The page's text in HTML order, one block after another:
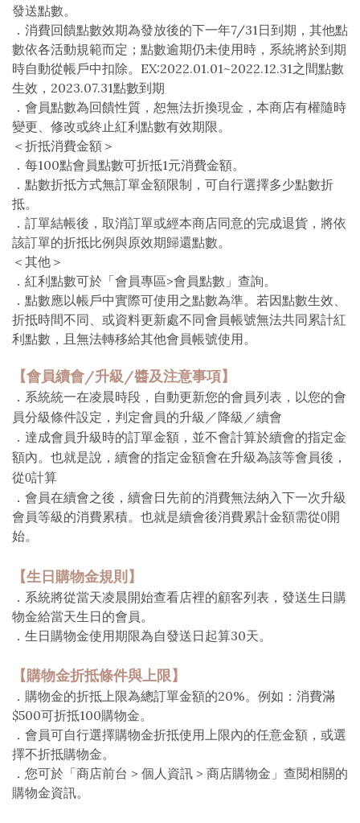
發送點數。
．消費回饋點數效期為發放後的下一年7/31日到期，其他點
數依各活動規範而定；點數逾期仍未使用時，系統將於到期
時自動從帳戶中扣除。EX:2022.01.01~2022.12.31之間點數
生效，2023.07.31點數到期
．會員點數為回饋性質，恕無法折換現金，本商店有權隨時
變更、修改或終止紅利點數有效期限。
＜折抵消費金額＞
．每100點會員點數可折抵1元消費金額。
．點數折抵方式無訂單金額限制，可自行選擇多少點數折
抵。
．訂單結帳後，取消訂單或經本商店同意的完成退貨，將依
該訂單的折抵比例與原效期歸還點數。
＜其他＞
．紅利點數可於「會員專區>會員點數」查詢。
．點數應以帳戶中實際可使用之點數為準。若因點數生效、
折抵時間不同、或資料更新處不同會員帳號無法共同累計紅
利點數，且無法轉移給其他會員帳號使用。
【會員續會/升級/醬及注意事項】
． 系統統一在凌晨時段，自動更新您的會員列表，以您的會
員分級條件設定，判定會員的升級／降級／續會
． 達成會員升級時的訂單金額，並不會計算於續會的指定金
額內。也就是說，續會的指定金額會在升級為該等會員後，
從0計算
． 會員在續會之後，續會日先前的消費無法納入下一次升級
會員等級的消費累積。也就是續會後消費累計金額需從0開
始。
【生日購物金規則】
．系統將從當天凌晨開始查看店裡的顧客列表，發送生日購
物金給當天生日的會員。
．生日購物金使用期限為自發送日起算30天。
【購物金折抵條件與上限】
． 購物金的折抵上限為總訂單金額的20%。例如：消費滿
$500可折抵100購物金。
． 會員可自行選擇購物金折抵使用上限內的任意金額，或選
擇不折抵購物金。
． 您可於「商店前台 > 個人資訊 > 商店購物金」查閱相關的
購物金資訊。